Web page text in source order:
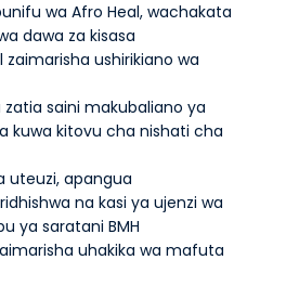
wa Afro Heal, wachakata
dawa za kisasa
zaimarisha ushirikiano wa
zatia saini makubaliano ya
kuwa kitovu cha nishati cha
uteuzi, apangua
na kasi ya ujenzi wa
ya saratani BMH
uhakika wa mafuta